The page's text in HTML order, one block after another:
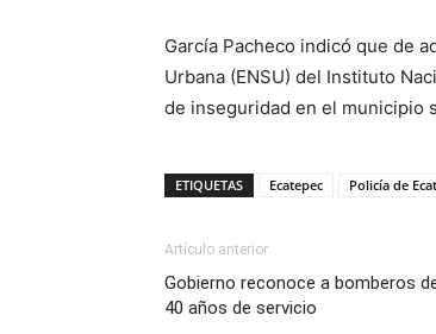
García Pacheco indicó que de
Urbana (ENSU) del Instituto
de inseguridad en el municipio
ETIQUETAS Ecatepec Policía de
Artículo anterior
Gobierno reconoce a bomberos
40 años de servicio